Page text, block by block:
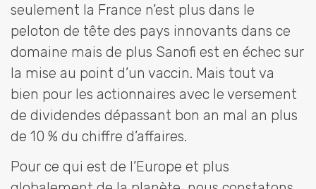
seulement la France n’est plus dans le
peloton de tête des pays innovants dans ce
domaine mais de plus Sanofi est en échec sur
la mise au point d’un vaccin. Mais tout va
bien pour les actionnaires avec le versement
de dividendes dépassant bon an mal an plus
de 10 % du chiffre d’affaires.
Pour ce qui est de l’Europe et plus